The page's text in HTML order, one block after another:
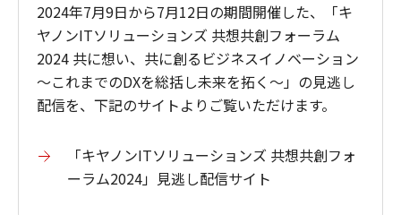
2024年7月9日から7月12日の期間開催した、「キ
ヤノンITソリューションズ 共想共創フォーラム
2024 共に想い、共に創るビジネスイノベーション
～これまでのDXを総括し未来を拓く～」の見逃し
配信を、下記のサイトよりご覧いただけます。
「キヤノンITソリューションズ 共想共創フォ
ーラム2024」見逃し配信サイト